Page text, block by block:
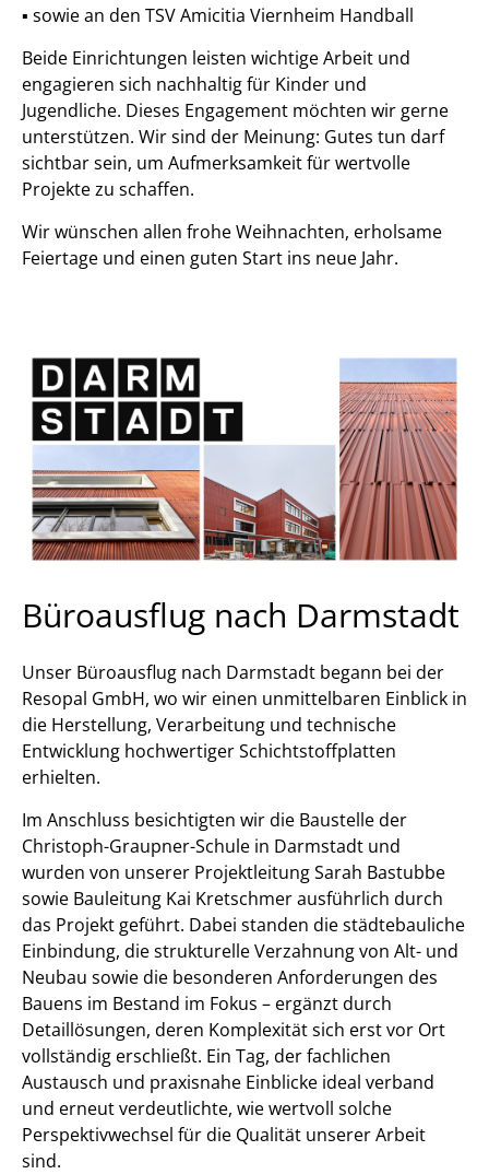
▪️ sowie an den TSV Amicitia Viernheim Handball
Beide Einrichtungen leisten wichtige Arbeit und
engagieren sich nachhaltig für Kinder und
Jugendliche. Dieses Engagement möchten wir gerne
unterstützen. Wir sind der Meinung: Gutes tun darf
sichtbar sein, um Aufmerksamkeit für wertvolle
Projekte zu schaffen.
Wir wünschen allen frohe Weihnachten, erholsame
Feiertage und einen guten Start ins neue Jahr.
Büroausflug nach Darmstadt
Unser Büroausflug nach Darmstadt begann bei der
Resopal GmbH, wo wir einen unmittelbaren Einblick in
die Herstellung, Verarbeitung und technische
Entwicklung hochwertiger Schichtstoffplatten
erhielten.
Im Anschluss besichtigten wir die Baustelle der
Christoph-Graupner-Schule in Darmstadt und
wurden von unserer Projektleitung Sarah Bastubbe
sowie Bauleitung Kai Kretschmer ausführlich durch
das Projekt geführt. Dabei standen die städtebauliche
Einbindung, die strukturelle Verzahnung von Alt- und
Neubau sowie die besonderen Anforderungen des
Bauens im Bestand im Fokus – ergänzt durch
Detaillösungen, deren Komplexität sich erst vor Ort
vollständig erschließt. Ein Tag, der fachlichen
Austausch und praxisnahe Einblicke ideal verband
und erneut verdeutlichte, wie wertvoll solche
Perspektivwechsel für die Qualität unserer Arbeit
sind.